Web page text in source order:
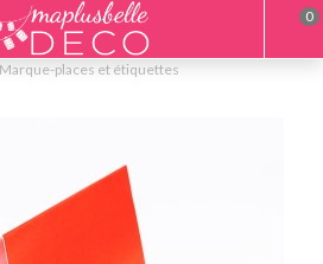
Marque-places et étiquettes
0